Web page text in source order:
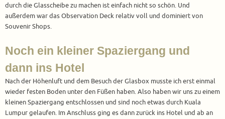
durch die Glasscheibe zu machen ist einfach nicht so schön. Und
außerdem war das Observation Deck relativ voll und dominiert von
Souvenir Shops.
Noch ein kleiner Spaziergang und
dann ins Hotel
Nach der Höhenluft und dem Besuch der Glasbox musste ich erst einmal
wieder festen Boden unter den Füßen haben. Also haben wir uns zu einem
kleinen Spaziergang entschlossen und sind noch etwas durch Kuala
Lumpur gelaufen. Im Anschluss ging es dann zurück ins Hotel und ab an